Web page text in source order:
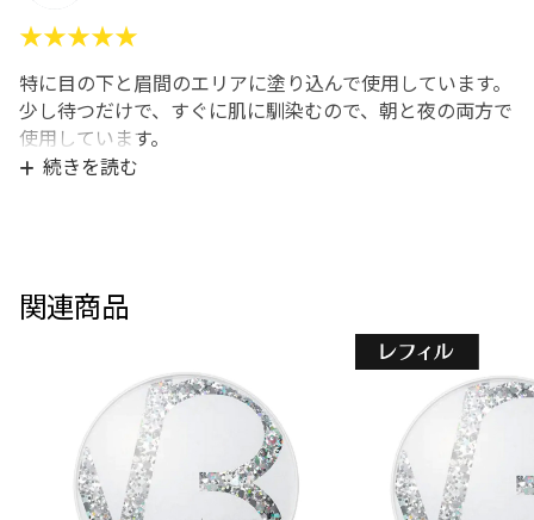
★★★★★
特に目の下と眉間のエリアに塗り込んで使用しています。
少し待つだけで、すぐに肌に馴染むので、朝と夜の両方で
使用しています。
1ヶ月で使い切る感じなんで少し高いけど、使い心地の良
続きを読む
関連商品